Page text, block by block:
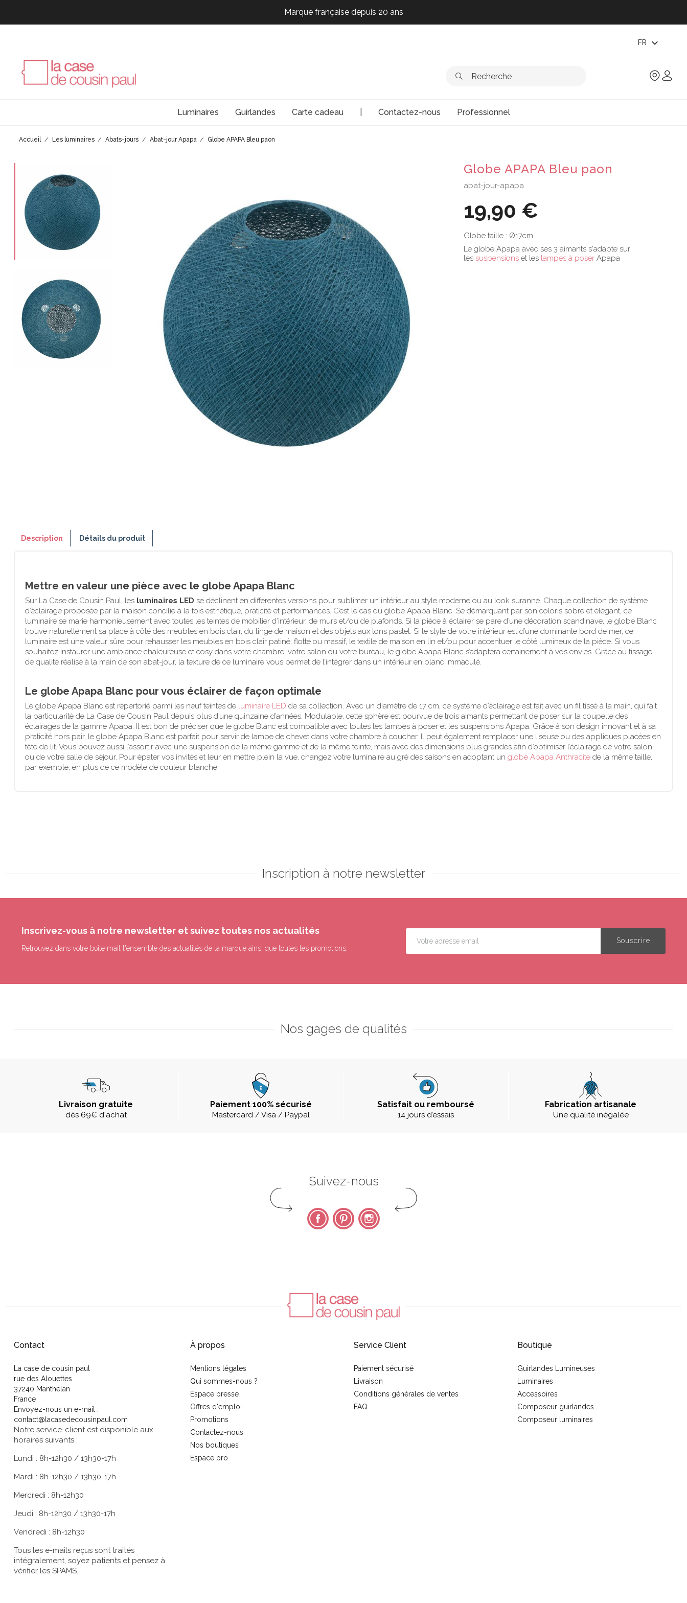
Marque française depuis 20 ans
Marque française depuis 20 ans
FR expand_more
Luminaires Guirlandes Carte cadeau Contactez-nous Professionnel
Accueil Les luminaires Abats-jours Abat-jour Apapa Globe APAPA Bleu paon
Globe APAPA Bleu paon
abat-jour-apapa
19,90 €
Globe taille : Ø17cm
Le globe Apapa avec ses 3 aimants s'adapte sur
les suspensions et les lampes à poser Apapa
Description Détails du produit
Mettre en valeur une pièce avec le globe Apapa Blanc
Sur La Case de Cousin Paul, les luminaires LED se déclinent en différentes versions pour sublimer un intérieur au style moderne ou au look suranné. Chaque collection de système
d’éclairage proposée par la maison concilie à la fois esthétique, praticité et performances. C’est le cas du globe Apapa Blanc. Se démarquant par son coloris sobre et élégant, ce
luminaire se marie harmonieusement avec toutes les teintes de mobilier d’intérieur, de murs et/ou de plafonds. Si la pièce à éclairer se pare d’une décoration scandinave, le globe Blanc
trouve naturellement sa place à côté des meubles en bois clair, du linge de maison et des objets aux tons pastel. Si le style de votre intérieur est d’une dominante bord de mer, ce
luminaire est une valeur sûre pour rehausser les meubles en bois clair patiné, flotté ou massif, le textile de maison en lin et/ou pour accentuer le côté lumineux de la pièce. Si vous
souhaitez instaurer une ambiance chaleureuse et cosy dans votre chambre, votre salon ou votre bureau, le globe Apapa Blanc s’adaptera certainement à vos envies. Grâce au tissage
de qualité réalisé à la main de son abat-jour, la texture de ce luminaire vous permet de l’intégrer dans un intérieur en blanc immaculé.
Le globe Apapa Blanc pour vous éclairer de façon optimale
Le globe Apapa Blanc est répertorié parmi les neuf teintes de luminaire LED de sa collection. Avec un diamètre de 17 cm, ce système d’éclairage est fait avec un fil tissé à la main, qui fait
la particularité de La Case de Cousin Paul depuis plus d’une quinzaine d’années. Modulable, cette sphère est pourvue de trois aimants permettant de poser sur la coupelle des
éclairages de la gamme Apapa. Il est bon de préciser que le globe Blanc est compatible avec toutes les lampes à poser et les suspensions Apapa. Grâce à son design innovant et à sa
praticité hors pair, le globe Apapa Blanc est parfait pour servir de lampe de chevet dans votre chambre à coucher. Il peut également remplacer une liseuse ou des appliques placées en
tête de lit. Vous pouvez aussi l’assortir avec une suspension de la même gamme et de la même teinte, mais avec des dimensions plus grandes afin d’optimiser l’éclairage de votre salon
ou de votre salle de séjour. Pour épater vos invités et leur en mettre plein la vue, changez votre luminaire au gré des saisons en adoptant un globe Apapa Anthracite de la même taille,
par exemple, en plus de ce modèle de couleur blanche.
Inscription à notre newsletter
Inscrivez-vous à notre newsletter et suivez toutes nos actualités
Retrouvez dans votre boîte mail l'ensemble des actualités de la marque ainsi que toutes les promotions.
Nos gages de qualités
Livraison gratuite
dès 69€ d'achat
Paiement 100% sécurisé
Mastercard / Visa / Paypal
Satisfait ou remboursé
14 jours d’essais
Fabrication artisanale
Une qualité inégalée
Suivez-nous
FacebookPinterest Instagram
Contact
La case de cousin paul
rue des Alouettes
37240 Manthelan
France
Envoyez-nous un e-mail :
contact@lacasedecousinpaul.com
Notre service-client est disponible aux
horaires suivants :
Lundi : 8h-12h30 / 13h30-17h
Mardi : 8h-12h30 / 13h30-17h
Mercredi : 8h-12h30
Jeudi : 8h-12h30 / 13h30-17h
Vendredi : 8h-12h30
Tous les e-mails reçus sont traités
intégralement, soyez patients et pensez à
vérifier les SPAMS.
À propos
Mentions légales
Qui sommes-nous ?
Espace presse
Offres d'emploi
Promotions
Contactez-nous
Nos boutiques
Espace pro
Service Client
Paiement sécurisé
Livraison
Conditions générales de ventes
FAQ
Boutique
Guirlandes Lumineuses
Luminaires
Accessoires
Composeur guirlandes
Composeur luminaires